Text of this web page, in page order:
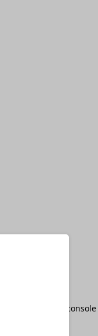
browser console